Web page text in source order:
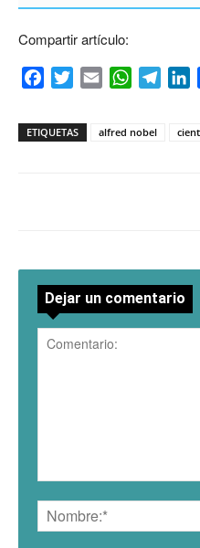
Compartir artículo:
FacebookTwitterEmail WhatsApp
ETIQUETAS alfred nobel
Dejar un comentario